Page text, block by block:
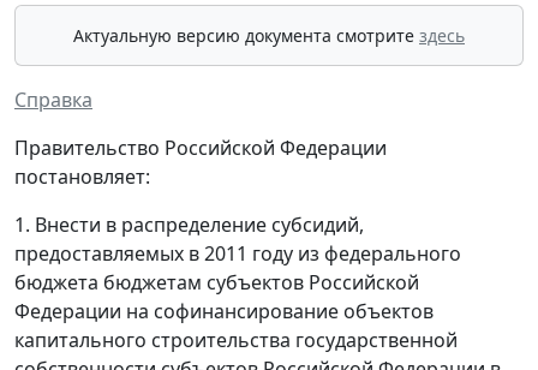
Актуальную версию документа смотрите здесь
Справка
Правительство Российской Федерации
постановляет:
1. Внести в распределение субсидий,
предоставляемых в 2011 году из федерального
бюджета бюджетам субъектов Российской
Федерации на софинансирование объектов
капитального строительства государственной